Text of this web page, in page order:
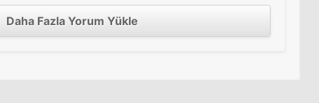
Daha Fazla Yorum Yükle